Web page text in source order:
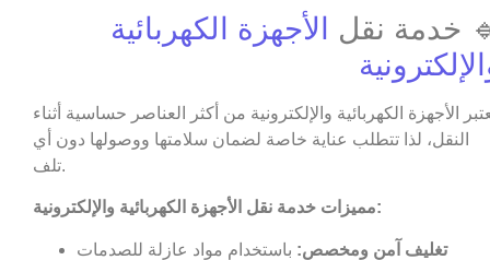
خدمة نقل
الأجهزة الكهربائية
الأجهزة الكهربائية والإلكترونية من أكثر العناصر حساسية أثناء
النقل، لذا تتطلب عناية خاصة لضمان سلامتها ووصولها دون أي
تلف.
مميزات خدمة نقل الأجهزة الكهربائية والإلكترونية:
تغليف آمن ومخصص: باستخدام مواد عازلة للصدمات